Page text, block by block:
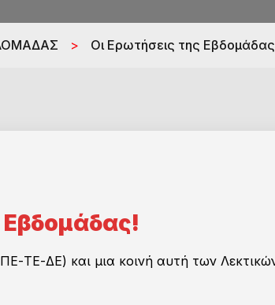
> Οι Ερωτήσεις της
Εβδομάδας!
ΤΕ-ΔΕ) και μια κοινή αυτή των